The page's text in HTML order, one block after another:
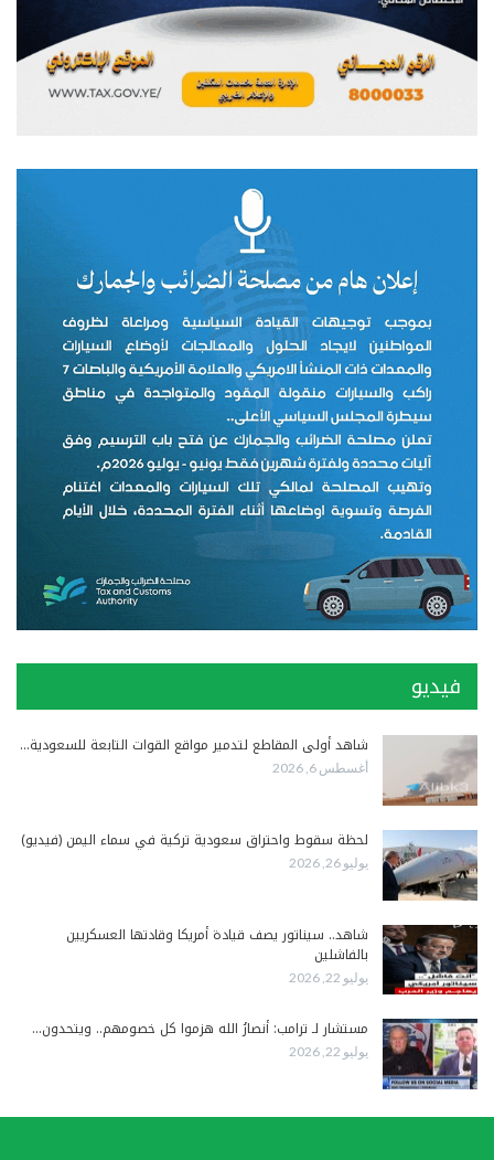
فيديو
شاهد أولى المقاطع لتدمير مواقع القوات التابعة للسعودية…
أغسطس 6, 2026
لحظة سقوط واحتراق سعودية تركية في سماء اليمن (فيديو)
يوليو 26, 2026
شاهد.. سيناتور يصف قيادة أمريكا وقادتها العسكريين
بالفاشلين
يوليو 22, 2026
مستشار لـ ترامب: أنصارُ الله هزموا كل خصومهم.. ويتحدون…
يوليو 22, 2026